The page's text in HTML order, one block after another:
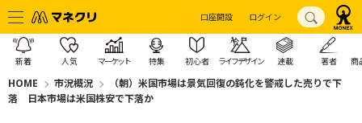
口座開設 ログイン
新着 人気 マーケット 特集 初心者 ライフデザイン 連載 著者 商
HOME 市況概況
（朝）米国市場は景気回復の鈍化を警戒した売りで下
落 日本市場は米国株安で下落か